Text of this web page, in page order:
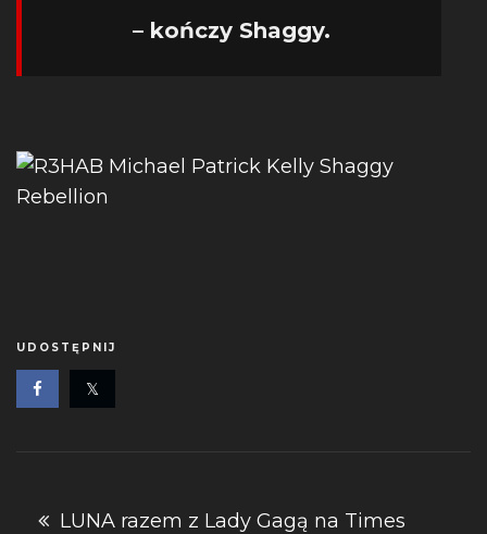
– kończy Shaggy.
UDOSTĘPNIJ
Nawigacja
LUNA razem z Lady Gagą na Times